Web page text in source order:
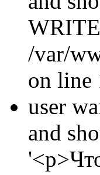
/var/
on line
user
and